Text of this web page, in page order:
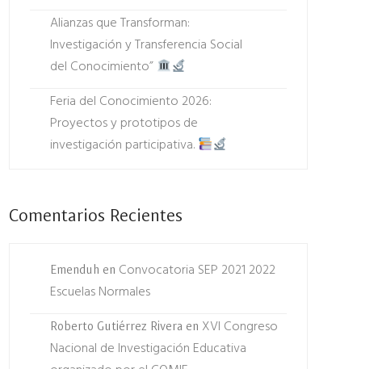
Alianzas que Transforman:
Investigación y Transferencia Social
del Conocimiento”
Feria del Conocimiento 2026:
Proyectos y prototipos de
investigación participativa.
Comentarios Recientes
Emenduh en Convocatoria SEP 2021 2022
Escuelas Normales
Roberto Gutiérrez Rivera en XVI Congreso
Nacional de Investigación Educativa